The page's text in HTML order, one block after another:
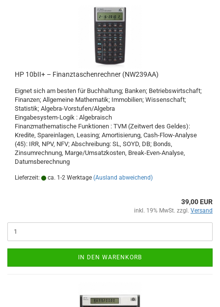
HP 10bII+ – Finanztaschenrechner (NW239AA)
Eignet sich am besten für Buchhaltung; Banken; Betriebswirtschaft;
Finanzen; Allgemeine Mathematik; Immobilien; Wissenschaft;
Statistik; Algebra-Vorstufen/Algebra
Eingabesystem-Logik : Algebraisch
Finanzmathematische Funktionen : TVM (Zeitwert des Geldes):
Kredite, Spareinlagen, Leasing; Amortisierung, Cash-Flow-Analyse
(45): IRR, NPV, NFV; Abschreibung: SL, SOYD, DB; Bonds,
Zinsumrechnung, Marge/Umsatzkosten, Break-Even-Analyse,
Datumsberechnung
Lieferzeit: ca. 1-2 Werktage (Ausland abweichend)
39,00 EUR
inkl. 19% MwSt. zzgl. Versand
IN DEN WARENKORB